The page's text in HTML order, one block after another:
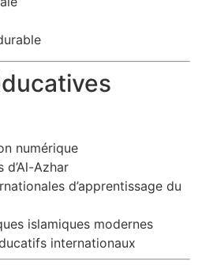
numérique
Azhar
d’apprentissage du
islamiques modernes
internationaux